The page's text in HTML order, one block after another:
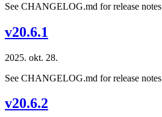
See CHANGELOG.md for release notes
v20.6.1
2025. okt. 28.
See CHANGELOG.md for release notes
v20.6.2